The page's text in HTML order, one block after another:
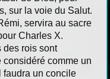
sur la voie du Salut.
servira au sacre
Charles X.
des rois sont
considéré comme un
faudra un concile